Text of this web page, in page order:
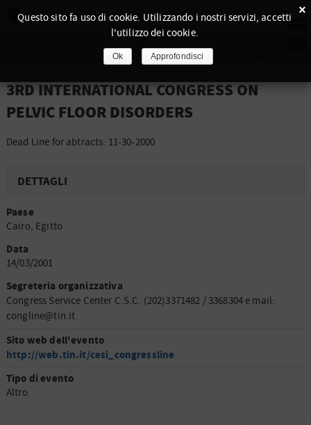
3RD INTERNATIONAL CONGRESS ON
PELVIC FLOOR DISORDERS
Dead Line for abtracts: 11-30-2000
DETTAGLI
Paese
Cairo, Egitto
Data
14/03/2001
Segreteria organizzativa
Congress Service Center C.S.C. (202)3371482 / 3368304 e mail:
congline@tin.it
Sito web dell'evento
http://web.tin.it/cesi_congressline
Tipo di evento
Altro
×
Questo sito fa uso di cookie. Utilizzando i nostri servizi, accetti
l'utilizzo dei cookie.
Ok Approfondisci